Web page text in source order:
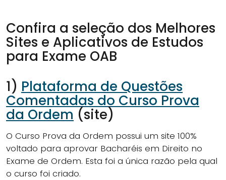
Confira a seleção dos Melhores
Sites e Aplicativos de Estudos
para Exame OAB
1) Plataforma de Questões
Comentadas do Curso Prova
da Ordem (site)
O Curso Prova da Ordem possui um site 100%
voltado para aprovar Bacharéis em Direito no
Exame de Ordem. Esta foi a única razão pela qual
o curso foi criado.